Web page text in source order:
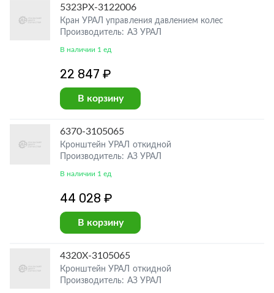
5323РХ-3122006
Кран УРАЛ управления давлением колес
Производитель: АЗ УРАЛ
В наличии 1 ед
22 847 ₽
В корзину
6370-3105065
Кронштейн УРАЛ откидной
Производитель: АЗ УРАЛ
В наличии 1 ед
44 028 ₽
В корзину
4320Х-3105065
Кронштейн УРАЛ откидной
Производитель: АЗ УРАЛ